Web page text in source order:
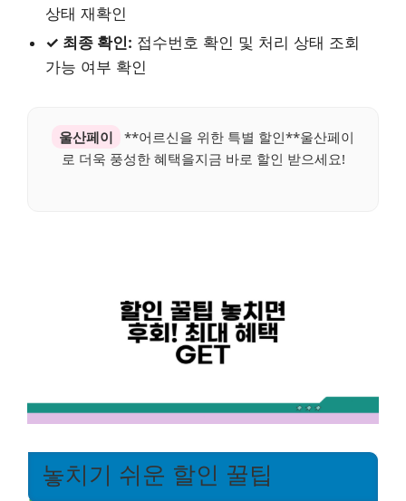
상태 재확인
✓ 최종 확인: 접수번호 확인 및 처리 상태 조회
가능 여부 확인
울산페이
**어르신을 위한 특별 할인**울산페이
로 더욱 풍성한 혜택을지금 바로 할인 받으세요!
놓치기 쉬운 할인 꿀팁